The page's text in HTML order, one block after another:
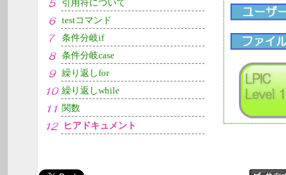
引用符について
testコマンド
条件分岐if
条件分岐case
繰り返しfor
繰り返しwhile
関数
ヒアドキュメント